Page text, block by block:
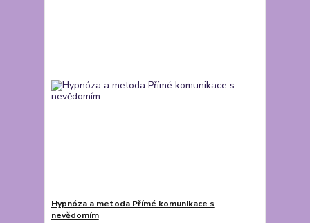
Hypnóza a metoda Přímé komunikace s
nevědomím